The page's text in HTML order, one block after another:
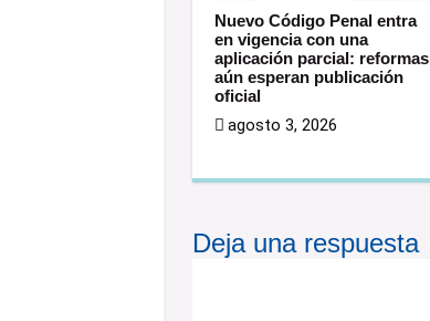
Nuevo Código Penal entra
en vigencia con una
aplicación parcial: reformas
aún esperan publicación
oficial
agosto 3, 2026
Deja una respuesta